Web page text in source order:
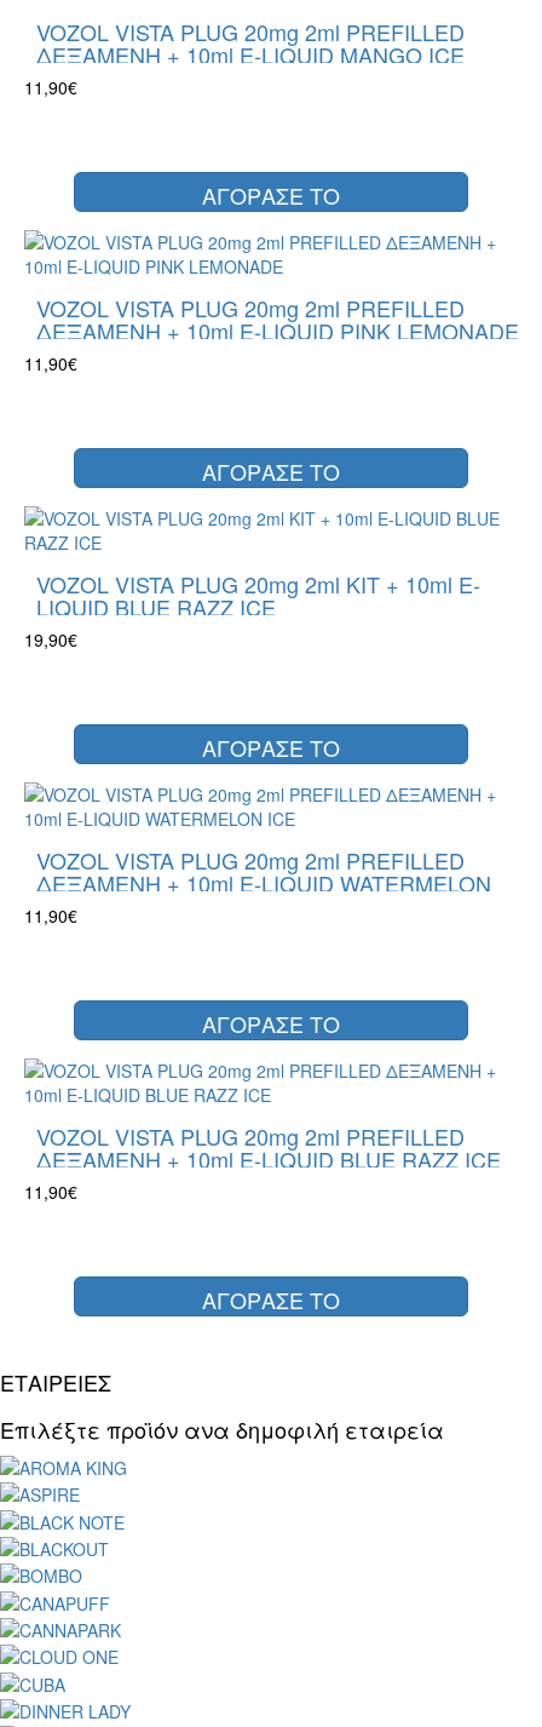
VOZOL VISTA PLUG 20mg 2ml PREFILLED
ΔΕΞΑΜΕΝΗ + 10ml E-LIQUID MANGO ICE
11,90€
ΑΓΟΡΑΣΕ ΤΟ
VOZOL VISTA PLUG 20mg 2ml PREFILLED
ΔΕΞΑΜΕΝΗ + 10ml E-LIQUID PINK LEMONADE
11,90€
ΑΓΟΡΑΣΕ ΤΟ
VOZOL VISTA PLUG 20mg 2ml KIT + 10ml E-
LIQUID BLUE RAZZ ICE
19,90€
ΑΓΟΡΑΣΕ ΤΟ
VOZOL VISTA PLUG 20mg 2ml PREFILLED
ΔΕΞΑΜΕΝΗ + 10ml E-LIQUID WATERMELON
ICE
11,90€
ΑΓΟΡΑΣΕ ΤΟ
VOZOL VISTA PLUG 20mg 2ml PREFILLED
ΔΕΞΑΜΕΝΗ + 10ml E-LIQUID BLUE RAZZ ICE
11,90€
ΑΓΟΡΑΣΕ ΤΟ
ΕΤΑΙΡΕΙΕΣ
Επιλέξτε προϊόν ανα δημοφιλή εταιρεία